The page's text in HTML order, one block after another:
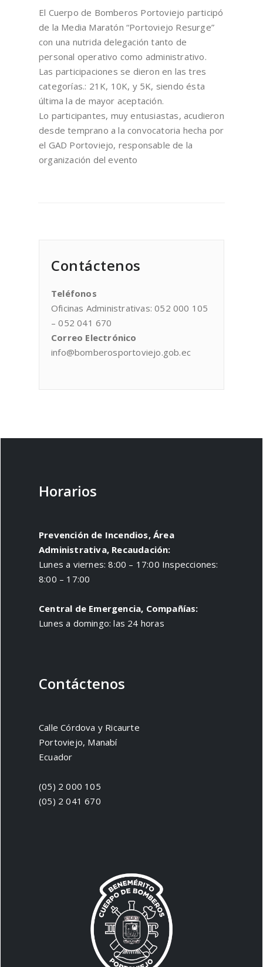
El Cuerpo de Bomberos Portoviejo participó
de la Media Maratón “Portoviejo Resurge”
con una nutrida delegación tanto de
personal operativo como administrativo.
Las participaciones se dieron en las tres
categorías.: 21K, 10K, y 5K, siendo ésta
última la de mayor aceptación.
Lo participantes, muy entusiastas, acudieron
desde temprano a la convocatoria hecha por
el GAD Portoviejo, responsable de la
organización del evento
Contáctenos
Teléfonos
Oficinas Administrativas: 052 000 105
– 052 041 670
Correo Electrónico
info@bomberosportoviejo.gob.ec
Horarios
Prevención de Incendios, Área
Administrativa, Recaudación:
Lunes a viernes: 8:00 – 17:00 Inspecciones:
8:00 – 17:00
Central de Emergencia, Compañías:
Lunes a domingo: las 24 horas
Contáctenos
Calle Córdova y Ricaurte
Portoviejo, Manabí
Ecuador
(05) 2 000 105
(05) 2 041 670